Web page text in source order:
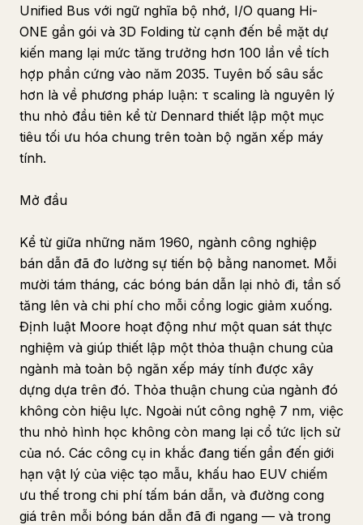
Unified Bus với ngữ nghĩa bộ nhớ, I/O quang Hi-
ONE gần gói và 3D Folding từ cạnh đến bề mặt dự
kiến mang lại mức tăng trưởng hơn 100 lần về tích
hợp phần cứng vào năm 2035. Tuyên bố sâu sắc
hơn là về phương pháp luận: τ scaling là nguyên lý
thu nhỏ đầu tiên kể từ Dennard thiết lập một mục
tiêu tối ưu hóa chung trên toàn bộ ngăn xếp máy
tính.
Mở đầu
Kể từ giữa những năm 1960, ngành công nghiệp
bán dẫn đã đo lường sự tiến bộ bằng nanomet. Mỗi
mười tám tháng, các bóng bán dẫn lại nhỏ đi, tần số
tăng lên và chi phí cho mỗi cổng logic giảm xuống.
Định luật Moore hoạt động như một quan sát thực
nghiệm và giúp thiết lập một thỏa thuận chung của
ngành mà toàn bộ ngăn xếp máy tính được xây
dựng dựa trên đó. Thỏa thuận chung của ngành đó
không còn hiệu lực. Ngoài nút công nghệ 7 nm, việc
thu nhỏ hình học không còn mang lại cổ tức lịch sử
của nó. Các công cụ in khắc đang tiến gần đến giới
hạn vật lý của việc tạo mẫu, khấu hao EUV chiếm
ưu thế trong chi phí tấm bán dẫn, và đường cong
giá trên mỗi bóng bán dẫn đã đi ngang — và trong